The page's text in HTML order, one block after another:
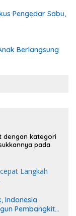
Pengedar Sabu,
Berlangsung
dengan kategori
pada
Indonesia
Pembangkit